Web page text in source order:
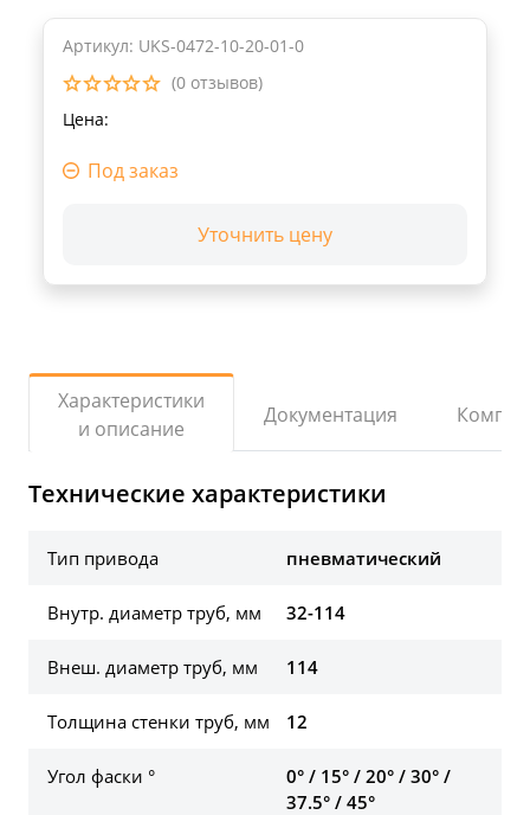
Артикул: UKS-0472-10-20-01-0
(0 отзывов)
Цена:
Под заказ
Уточнить цену
Характеристики
и описание
Документация
Технические характеристики
Тип привода пневматический
Внутр. диаметр труб, мм 32-114
Внеш. диаметр труб, мм 114
Толщина стенки труб, мм 12
Угол фаски °
0° / 15° / 20° / 30° /
37.5° / 45°